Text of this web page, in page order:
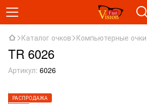
Каталог очков Компьютерные очки
TR 6026
Артикул: 6026
РАСПРОДАЖА